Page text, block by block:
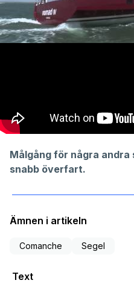
Målgång för några andra
snabb överfart.
Ämnen i artikeln
Comanche Segel
Text